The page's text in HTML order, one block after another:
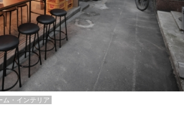
ム・インテリア